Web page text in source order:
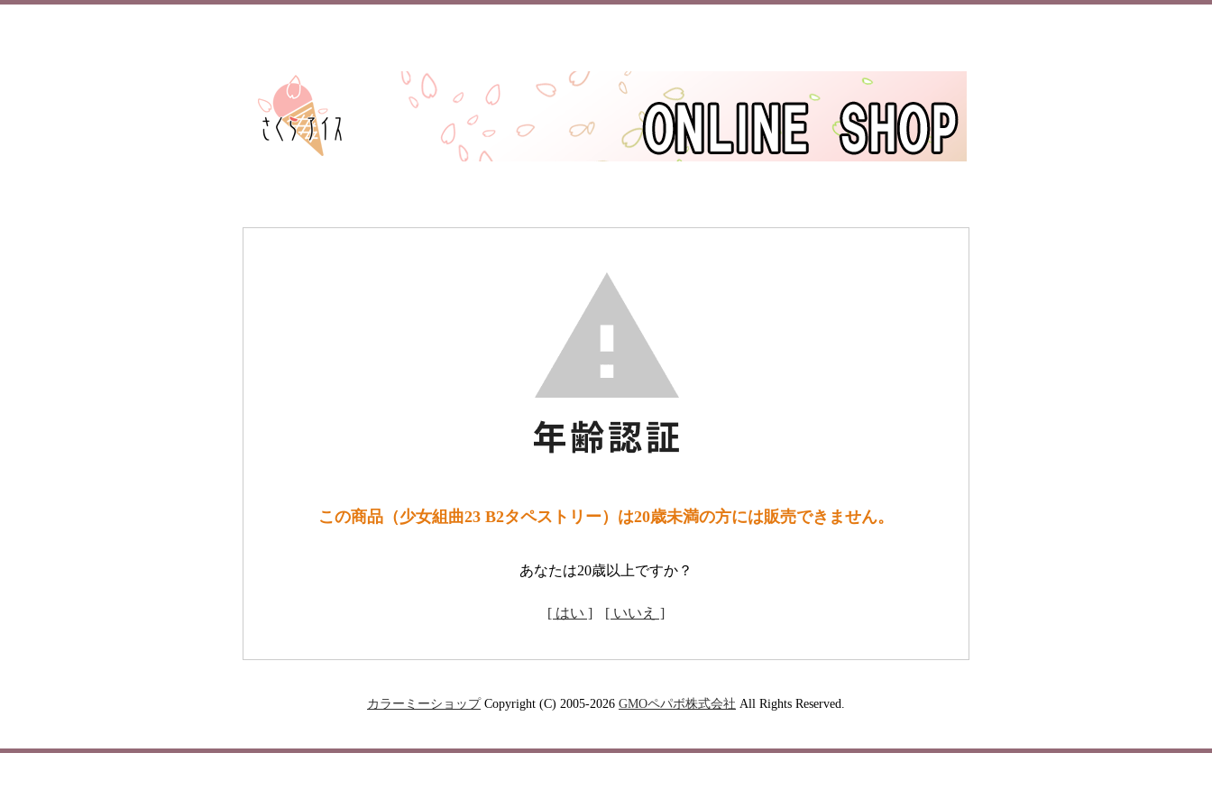
この商品（少女組曲23 B2タペストリー）は20歳未満の方には販売できません。
あなたは20歳以上ですか？
[ はい ] [ いいえ ]
カラーミーショップ Copyright (C) 2005-2026 GMOペパボ株式会社 All Rights Reserved.